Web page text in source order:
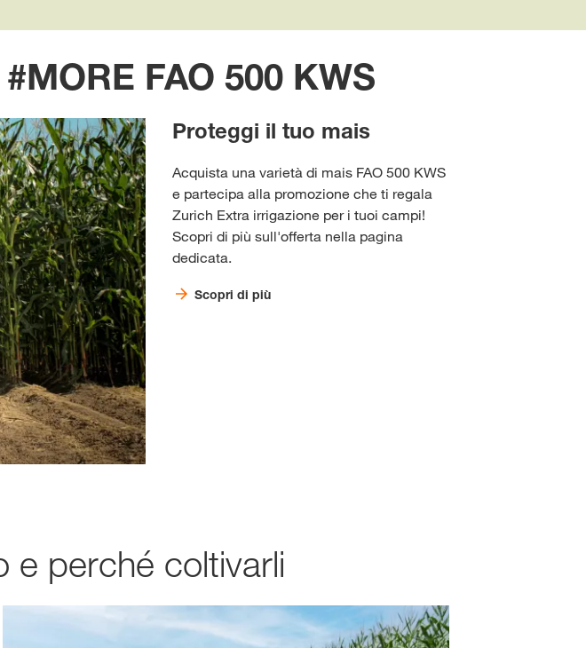
FAO 500 KWS
Proteggi il tuo mais
Acquista una varietà di mais FAO 500 KWS
e partecipa alla promozione che ti regala
Zurich Extra irrigazione per i tuoi campi!
Scopri di più sull'offerta nella pagina
dedicata.
Scopri di più
e perché coltivarli